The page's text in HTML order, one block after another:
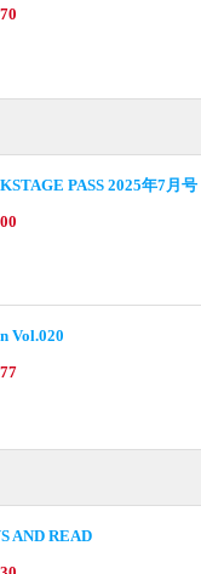
PASS 2025年7月号
Vol.020
AND READ